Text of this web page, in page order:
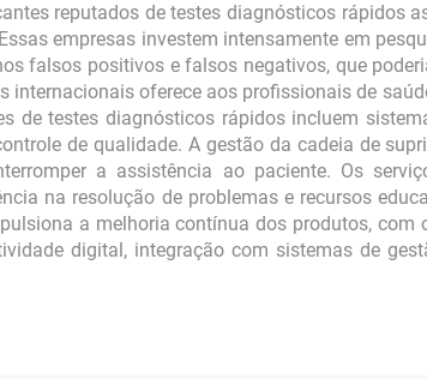
reputados de testes diagnósticos rápidos
empresas investem intensamente em
falsos positivos e falsos negativos, que
internacionais oferece aos profissionais de
de testes diagnósticos rápidos incluem
de qualidade. A gestão da cadeia de
a assistência ao paciente. Os
na resolução de problemas e recursos
a melhoria contínua dos produtos,
digital, integração com sistemas de